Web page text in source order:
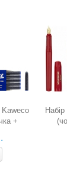
Kaweco
+